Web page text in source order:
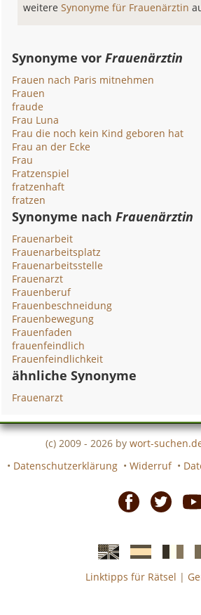
weitereSynonyme für Frauenärztin
Synonyme vorFrauenärztin
Frauen nach Paris mitnehmen
Frauen
fraude
Frau Luna
Frau die noch kein Kind geboren hat
Frau an der Ecke
Frau
Fratzenspiel
fratzenhaft
fratzen
Synonyme nachFrauenärztin
Frauenarbeit
Frauenarbeitsplatz
Frauenarbeitsstelle
Frauenarzt
Frauenberuf
Frauenbeschneidung
Frauenbewegung
Frauenfaden
frauenfeindlich
Frauenfeindlichkeit
ähnliche Synonyme
Frauenarzt
(c) 2009 - 2026 by wort-
• Datenschutzerklärung • Widerruf •
EnglischeSpanische
Linktipps für Rätsel |